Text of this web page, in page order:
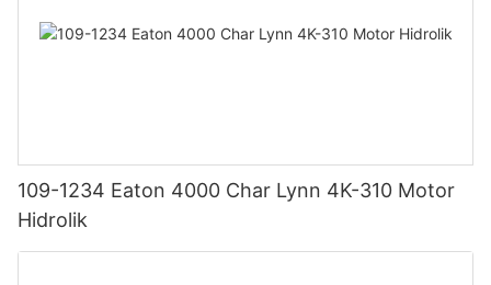
109-1234 Eaton 4000 Char Lynn 4K-310 Motor
Hidrolik